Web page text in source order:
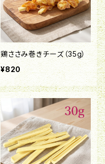
鶏ささみ巻きチーズ（35g）
¥820